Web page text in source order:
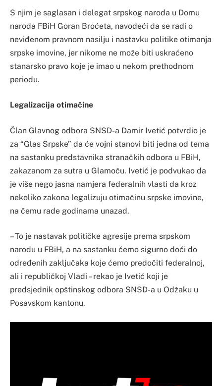
S njim je saglasan i delegat srpskog naroda u Domu
naroda FBiH Goran Broćeta, navodeći da se radi o
neviđenom pravnom nasilju i nastavku politike otimanja
srpske imovine, jer nikome ne može biti uskraćeno
stanarsko pravo koje je imao u nekom prethodnom
periodu.
Legalizacija otimačine
Član Glavnog odbora SNSD-a Damir Ivetić potvrdio je
za “Glas Srpske” da će vojni stanovi biti jedna od tema
na sastanku predstavnika stranačkih odbora u FBiH,
zakazanom za sutra u Glamoču. Ivetić je podvukao da
je više nego jasna namjera federalnih vlasti da kroz
nekoliko zakona legalizuju otimačinu srpske imovine,
na čemu rade godinama unazad.
– To je nastavak političke agresije prema srpskom
narodu u FBiH, a na sastanku ćemo sigurno doći do
određenih zaključaka koje ćemo predočiti federalnoj,
ali i republičkoj Vladi – rekao je Ivetić koji je
predsjednik opštinskog odbora SNSD-a u Odžaku u
Posavskom kantonu.